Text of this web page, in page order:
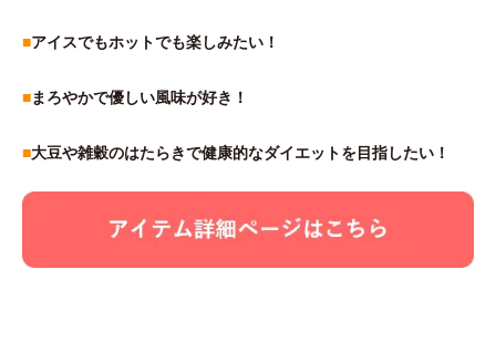
■アイスでもホットでも楽しみたい！
■まろやかで優しい風味が好き！
■大豆や雑穀のはたらきで健康的なダイエットを目指したい！